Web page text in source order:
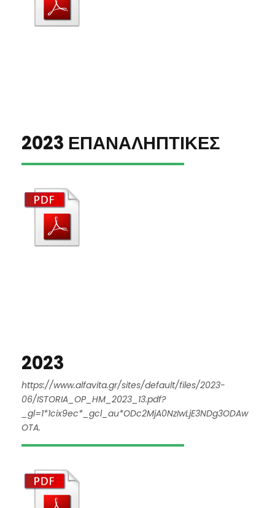
2023 ΕΠΑΝΑΛΗΠΤΙΚΕΣ
2023
https://www.alfavita.gr/sites/default/files/2023-
06/ISTORIA_OP_HM_2023_13.pdf?
_gl=1*1cix9ec*_gcl_au*ODc2MjA0NzIwLjE3NDg3ODAw
OTA.